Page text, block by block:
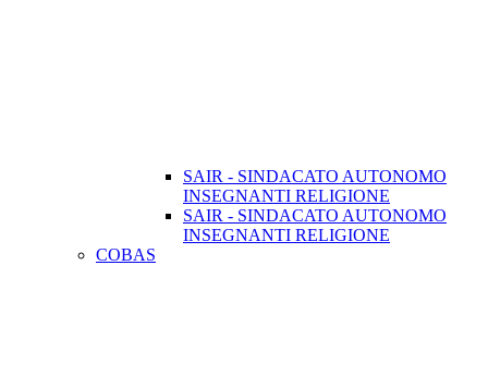
SAIR - SINDACATO AUTONOMO
INSEGNANTI RELIGIONE
SAIR - SINDACATO AUTONOMO
INSEGNANTI RELIGIONE
COBAS